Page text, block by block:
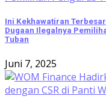
Ini Kekhawatiran Terbesar
Dugaan Ilegalnya
Tuban
Juni 7, 2025